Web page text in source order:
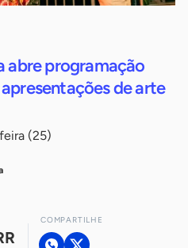
abre programação
de arte
(25)
COMPARTILHE